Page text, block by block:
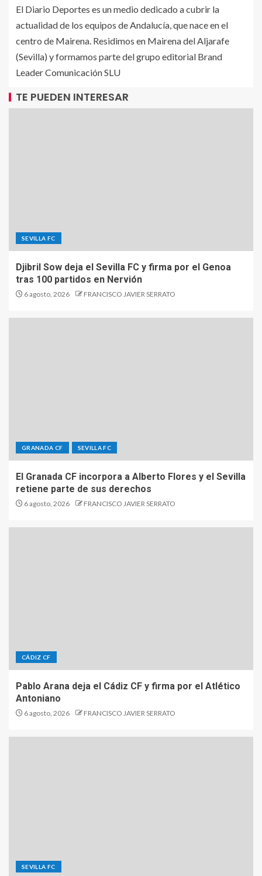
El Diario Deportes es un medio dedicado a cubrir la
actualidad de los equipos de Andalucía, que nace en el
centro de Mairena. Residimos en Mairena del Aljarafe
(Sevilla) y formamos parte del grupo editorial Brand
Leader Comunicación SLU
TE PUEDEN INTERESAR
SEVILLA FC
Djibril Sow deja el Sevilla FC y firma por el Genoa
tras 100 partidos en Nervión
6 agosto, 2026 FRANCISCO JAVIER SERRATO
GRANADA CF SEVILLA FC
El Granada CF incorpora a Alberto Flores y el Sevilla
retiene parte de sus derechos
6 agosto, 2026 FRANCISCO JAVIER SERRATO
CÁDIZ CF
Pablo Arana deja el Cádiz CF y firma por el Atlético
Antoniano
6 agosto, 2026 FRANCISCO JAVIER SERRATO
SEVILLA FC